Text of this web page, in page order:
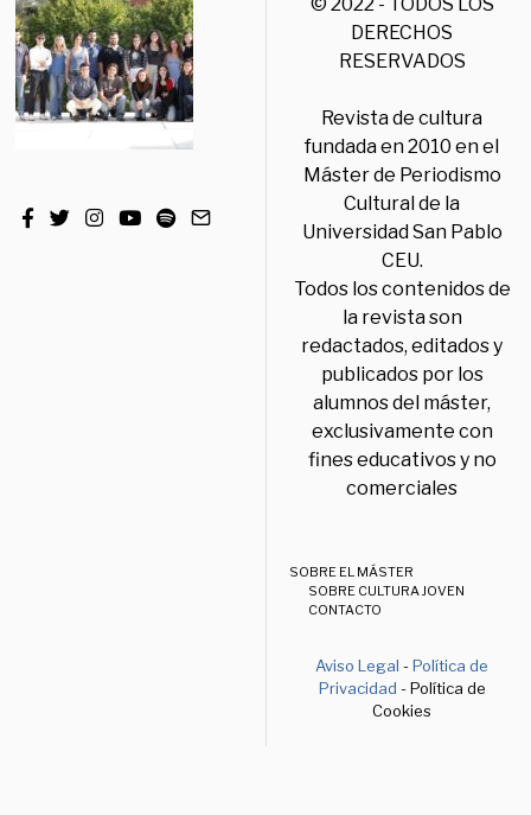
© 2022 - TODOS LOS
DERECHOS
RESERVADOS
Revista de cultura
fundada en 2010 en el
Máster de Periodismo
Cultural de la
Universidad San Pablo
CEU.
Todos los contenidos de
la revista son
redactados, editados y
publicados por los
alumnos del máster,
exclusivamente con
fines educativos y no
comerciales
SOBRE EL MÁSTER
SOBRE CULTURA JOVEN
CONTACTO
Aviso Legal -Política de
Privacidad - Política de
Cookies